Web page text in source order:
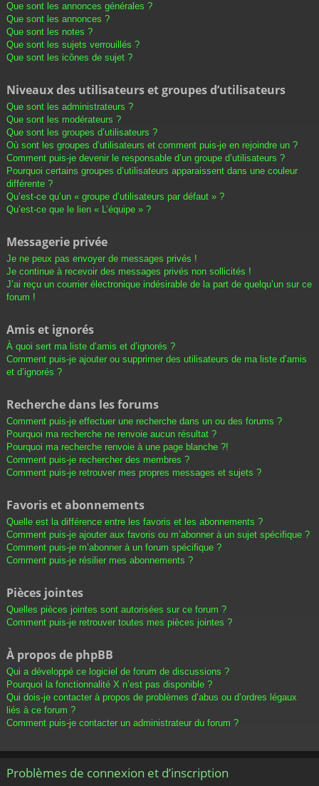
Que sont les annonces générales ?
Que sont les annonces ?
Que sont les notes ?
Que sont les sujets verrouillés ?
Que sont les icônes de sujet ?
Niveaux des utilisateurs et groupes d’utilisateurs
Que sont les administrateurs ?
Que sont les modérateurs ?
Que sont les groupes d’utilisateurs ?
Où sont les groupes d’utilisateurs et comment puis-je en rejoindre un ?
Comment puis-je devenir le responsable d’un groupe d’utilisateurs ?
Pourquoi certains groupes d’utilisateurs apparaissent dans une couleur
différente ?
Qu’est-ce qu’un « groupe d’utilisateurs par défaut » ?
Qu’est-ce que le lien « L’équipe » ?
Messagerie privée
Je ne peux pas envoyer de messages privés !
Je continue à recevoir des messages privés non sollicités !
J’ai reçu un courrier électronique indésirable de la part de quelqu’un sur ce
forum !
Amis et ignorés
À quoi sert ma liste d’amis et d’ignorés ?
Comment puis-je ajouter ou supprimer des utilisateurs de ma liste d’amis
et d’ignorés ?
Recherche dans les forums
Comment puis-je effectuer une recherche dans un ou des forums ?
Pourquoi ma recherche ne renvoie aucun résultat ?
Pourquoi ma recherche renvoie à une page blanche ?!
Comment puis-je rechercher des membres ?
Comment puis-je retrouver mes propres messages et sujets ?
Favoris et abonnements
Quelle est la différence entre les favoris et les abonnements ?
Comment puis-je ajouter aux favoris ou m’abonner à un sujet spécifique ?
Comment puis-je m’abonner à un forum spécifique ?
Comment puis-je résilier mes abonnements ?
Pièces jointes
Quelles pièces jointes sont autorisées sur ce forum ?
Comment puis-je retrouver toutes mes pièces jointes ?
À propos de phpBB
Qui a développé ce logiciel de forum de discussions ?
Pourquoi la fonctionnalité X n’est pas disponible ?
Qui dois-je contacter à propos de problèmes d’abus ou d’ordres légaux
liés à ce forum ?
Comment puis-je contacter un administrateur du forum ?
Problèmes de connexion et d’inscription